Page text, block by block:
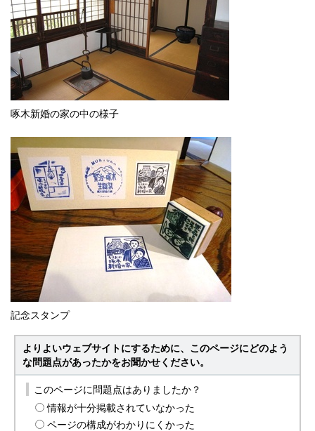
啄木新婚の家の中の様子
記念スタンプ
よりよいウェブサイトにするために、このページにどのよう
な問題点があったかをお聞かせください。
このページに問題点はありましたか？
情報が十分掲載されていなかった
ページの構成がわかりにくかった